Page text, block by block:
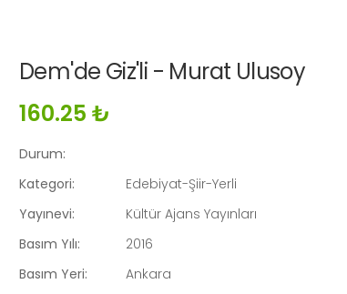
Dem'de Giz'li - Murat Ulusoy
160.25 ₺
Durum:
Kategori:
Edebiyat-Şiir-Yerli
Yayınevi:
Kültür Ajans Yayınları
Basım Yılı:
2016
Basım Yeri:
Ankara